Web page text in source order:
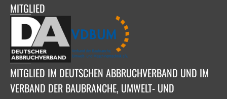
MITGLIED
MITGLIED IM DEUTSCHEN ABBRUCHVERBAND UND IM
VERBAND DER BAUBRANCHE, UMWELT- UND